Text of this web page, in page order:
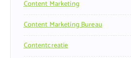
Content Marketing
Content Marketing Bureau
Contentcreatie